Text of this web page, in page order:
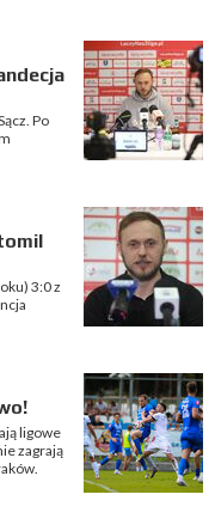
Po
3:0 z
ligowe
zagrają